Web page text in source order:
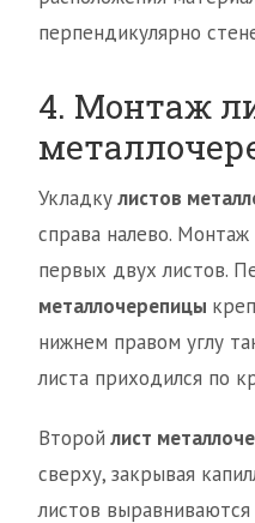
перпендикулярно
4. Монтаж
Укладкулистов
справа налево. Монтаж
первых двух листов.
металлочерепицы
нижнем правом углу
листа приходился по
Второйлист
сверху, закрывая
листов